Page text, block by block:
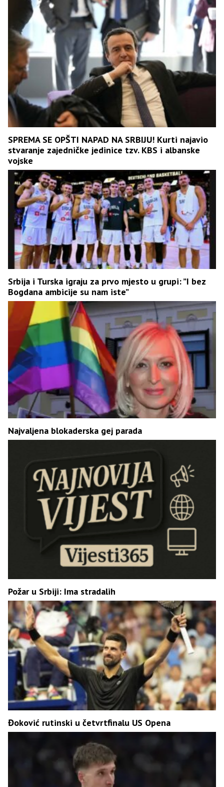
SPREMA SE OPŠTI NAPAD NA SRBIJU! Kurti najavio
stvaranje zajedničke jedinice tzv. KBS i albanske
vojske
Srbija i Turska igraju za prvo mjesto u grupi: ”I bez
Bogdana ambicije su nam iste”
Najvaljena blokaderska gej parada
Požar u Srbiji: Ima stradalih
Đoković rutinski u četvrtfinalu US Opena